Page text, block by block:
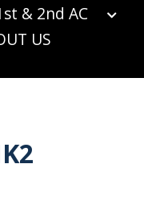
& 2nd AC
US